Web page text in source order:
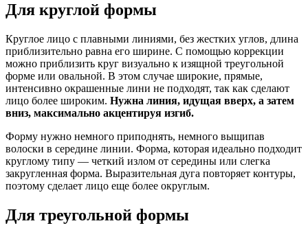
Для круглой формы
Круглое лицо с плавными линиями, без жестких углов, длина
приблизительно равна его ширине. С помощью коррекции
можно приблизить круг визуально к изящной треугольной
форме или овальной. В этом случае широкие, прямые,
интенсивно окрашенные лини не подходят, так как сделают
лицо более широким. Нужна линия, идущая вверх, а затем
вниз, максимально акцентируя изгиб.
Форму нужно немного приподнять, немного выщипав
волоски в середине линии. Форма, которая идеально подходит
круглому типу — четкий излом от середины или слегка
закругленная форма. Выразительная дуга повторяет контуры,
поэтому сделает лицо еще более округлым.
Для треугольной формы